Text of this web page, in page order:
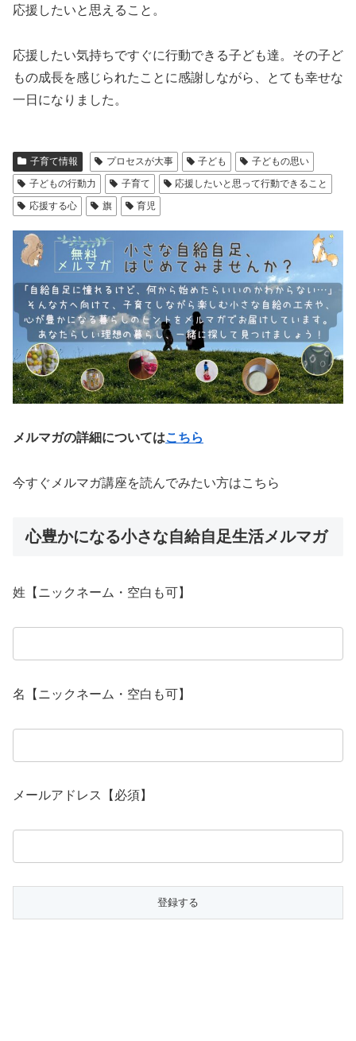
応援したいと思えること。
応援したい気持ちですぐに行動できる子ども達。その子ど
もの成長を感じられたことに感謝しながら、とても幸せな
一日になりました。
子育て情報 プロセスが大事 子ども
子どもの思い
子どもの行動力
子育て
応援したいと思って行動できること
応援する心
旗 育児
メルマガの詳細についてはこちら
今すぐメルマガ講座を読んでみたい方はこちら
心豊かになる小さな自給自足生活メルマガ
姓【ニックネーム・空白も可】
名【ニックネーム・空白も可】
メールアドレス【必須】